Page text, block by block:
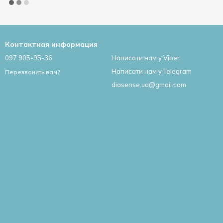
Контактная информация
097 905-95-36
Перезвонить вам?
Написати нам у Viber
Написати нам у Telegram
diasense.ua@gmail.com